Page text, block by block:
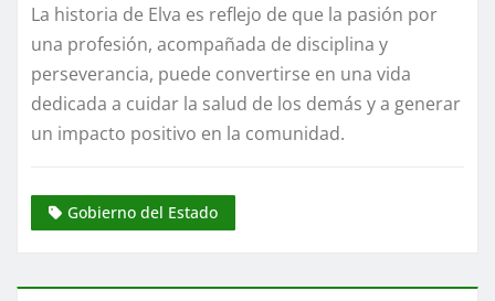
La historia de Elva es reflejo de que la pasión por
una profesión, acompañada de disciplina y
perseverancia, puede convertirse en una vida
dedicada a cuidar la salud de los demás y a generar
un impacto positivo en la comunidad.
Gobierno del Estado